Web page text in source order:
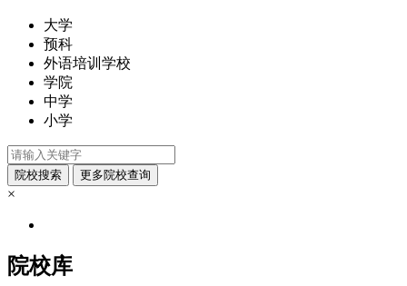
大学
预科
外语培训学校
学院
中学
小学
×
院校库